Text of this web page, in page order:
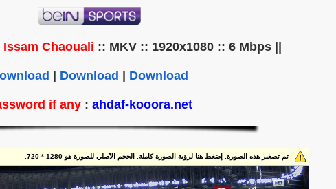
|| Commentator ::
Issam Chaouali :: MKV :: 1920x1080 :: 6 Mbps ||
Download Download
if any: ahdaf-kooora.net
تم تصغير هذه الصورة. إضغط هنا لرؤية الصورة كاملة. الحجم الأصلي للصورة هو 1280 * 720.